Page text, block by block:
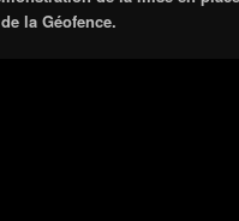
la Géofence.